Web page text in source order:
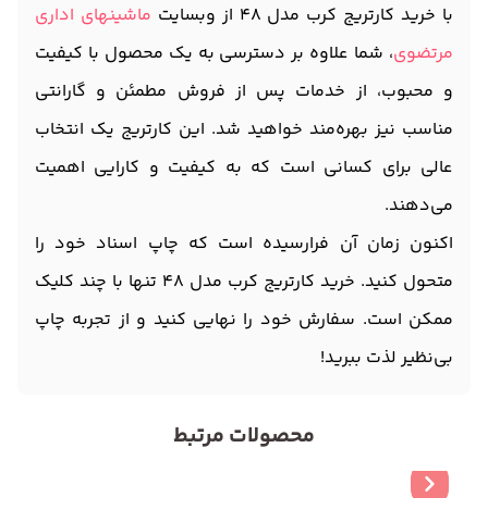
با خرید کارتریج کرب مدل 48 از وبسایت
ماشینهای اداری
مرتضوی، شما علاوه بر دسترسی به یک محصول با کیفیت
و محبوب، از خدمات پس از فروش مطمئن و گارانتی
مناسب نیز بهره‌مند خواهید شد. این کارتریج یک انتخاب
عالی برای کسانی است که به کیفیت و کارایی اهمیت
می‌دهند.
اکنون زمان آن فرارسیده است که چاپ اسناد خود را
متحول کنید. خرید کارتریج کرب مدل 48 تنها با چند کلیک
ممکن است. سفارش خود را نهایی کنید و از تجربه چاپ
بی‌نظیر لذت ببرید!
محصولات مرتبط